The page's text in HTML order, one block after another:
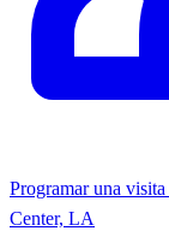
Programar una visita
Center, LA